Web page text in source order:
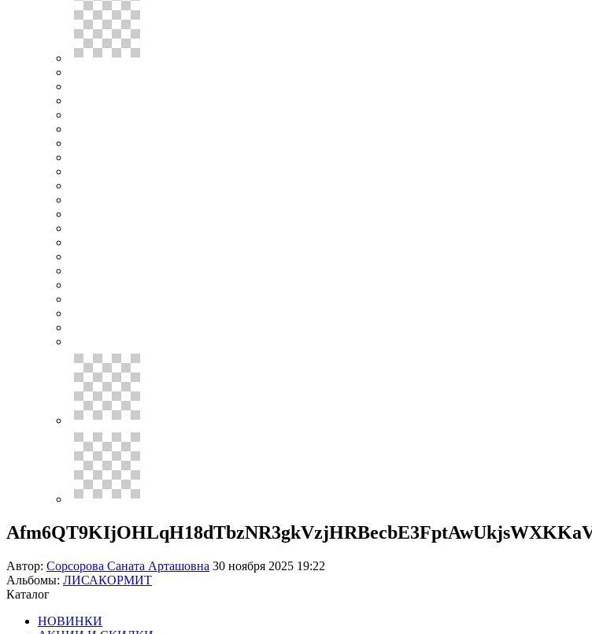
Автор: Сорсорова Саната Арташовна 30 ноября 2025 19:22
Альбомы: ЛИСАКОРМИТ
Каталог
НОВИНКИ